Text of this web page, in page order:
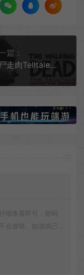
篇：
行尸走肉Telltale终极系列(The Walking Dead TDS)冒险互动电影游戏|下载
细查看即可，密码
会放错。如游戏已